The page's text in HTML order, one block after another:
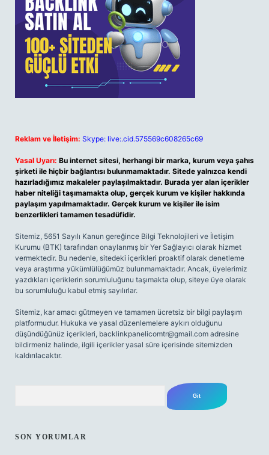
Reklam ve İletişim: Skype: live:.cid.575569c608265c69
Yasal Uyarı: Bu internet sitesi, herhangi bir marka, kurum veya şahıs
şirketi ile hiçbir bağlantısı bulunmamaktadır. Sitede yalnızca kendi
hazırladığımız makaleler paylaşılmaktadır. Burada yer alan içerikler
haber niteliği taşımamakta olup, gerçek kurum ve kişiler hakkında
paylaşım yapılmamaktadır. Gerçek kurum ve kişiler ile isim
benzerlikleri tamamen tesadüfidir.
Sitemiz, 5651 Sayılı Kanun gereğince Bilgi Teknolojileri ve İletişim
Kurumu (BTK) tarafından onaylanmış bir Yer Sağlayıcı olarak hizmet
vermektedir. Bu nedenle, sitedeki içerikleri proaktif olarak denetleme
veya araştırma yükümlülüğümüz bulunmamaktadır. Ancak, üyelerimiz
yazdıkları içeriklerin sorumluluğunu taşımakta olup, siteye üye olarak
bu sorumluluğu kabul etmiş sayılırlar.
Sitemiz, kar amacı gütmeyen ve tamamen ücretsiz bir bilgi paylaşım
platformudur. Hukuka ve yasal düzenlemelere aykırı olduğunu
düşündüğünüz içerikleri, backlinkpanelicomtr@gmail.com adresine
bildirmeniz halinde, ilgili içerikler yasal süre içerisinde sitemizden
kaldırılacaktır.
SON YORUMLAR